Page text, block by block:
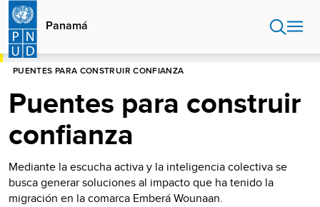
Pasar
contenido
principal
Panamá
HOME
PUENTES PARA CONSTRUIR CONFIANZA
Puentes para construir
confianza
Mediante la escucha activa y la inteligencia colectiva se
busca generar soluciones al impacto que ha tenido la
migración en la comarca Emberá Wounaan.